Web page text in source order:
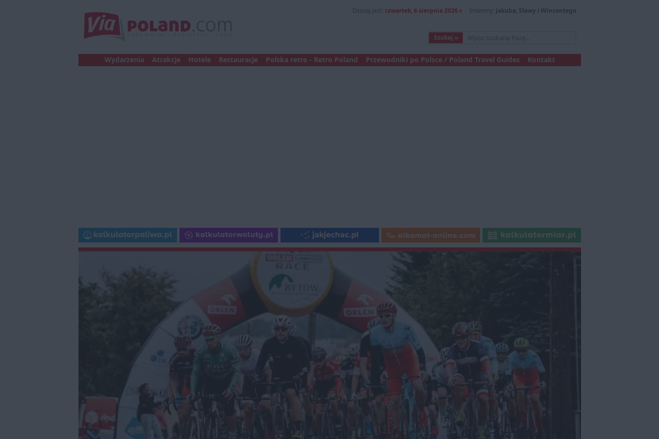
Dzisiaj jest: czwartek, 6 sierpnia 2026 r. Imieniny: Jakuba, Sławy i Wincentego
Wydarzenia Atrakcje Hotele Restauracje Polska retro - Retro Poland Przewodniki po Polsce / Poland Travel Guides Kontakt